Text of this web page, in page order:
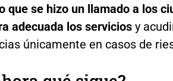
que se hizo un llamado a los
adecuada los serviciosy
únicamente en casos de